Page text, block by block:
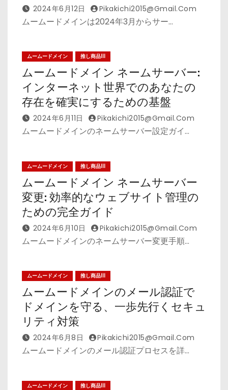
2024年6月12日 Pikakichi2015@gmail.com
ムームードメインは2024年3月からサー…
ムームードメイン 推し商品III
ムームードメイン ネームサーバー:
インターネット世界でのあなたの
存在を確実にするための基盤
2024年6月11日 Pikakichi2015@gmail.com
ムームードメインのネームサーバー設定ガイ…
ムームードメイン 推し商品III
ムームードメイン ネームサーバー
変更: 効率的なウェブサイト管理の
ための完全ガイド
2024年6月10日 Pikakichi2015@gmail.com
ムームードメインのネームサーバー変更手順…
ムームードメイン 推し商品III
ムームードメインのメール認証で
ドメインを守る、一歩先行くセキュ
リティ対策
2024年6月8日 Pikakichi2015@gmail.com
ムームードメインのメール認証プロセスを詳…
ムームードメイン 推し商品III